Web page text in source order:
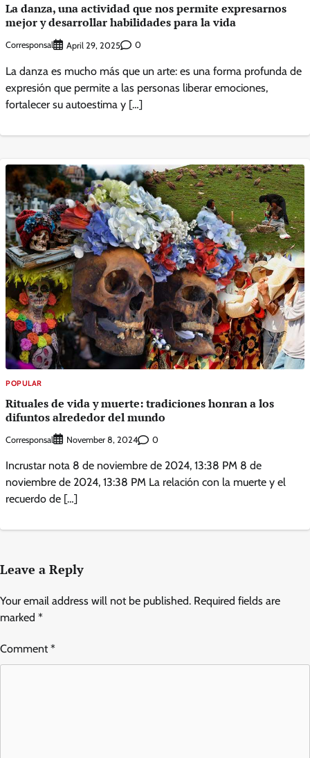
La danza, una actividad que nos permite expresarnos
mejor y desarrollar habilidades para la vida
Corresponsal April 29, 2025 0
La danza es mucho más que un arte: es una forma profunda de
expresión que permite a las personas liberar emociones,
fortalecer su autoestima y […]
POPULAR
Rituales de vida y muerte: tradiciones honran a los
difuntos alrededor del mundo
Corresponsal November 8, 2024 0
Incrustar nota 8 de noviembre de 2024, 13:38 PM 8 de
noviembre de 2024, 13:38 PM La relación con la muerte y el
recuerdo de […]
Leave a Reply
Your email address will not be published. Required fields are
marked *
Comment*